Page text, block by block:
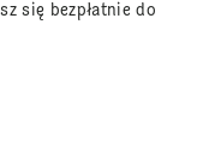
się bezpłatnie do